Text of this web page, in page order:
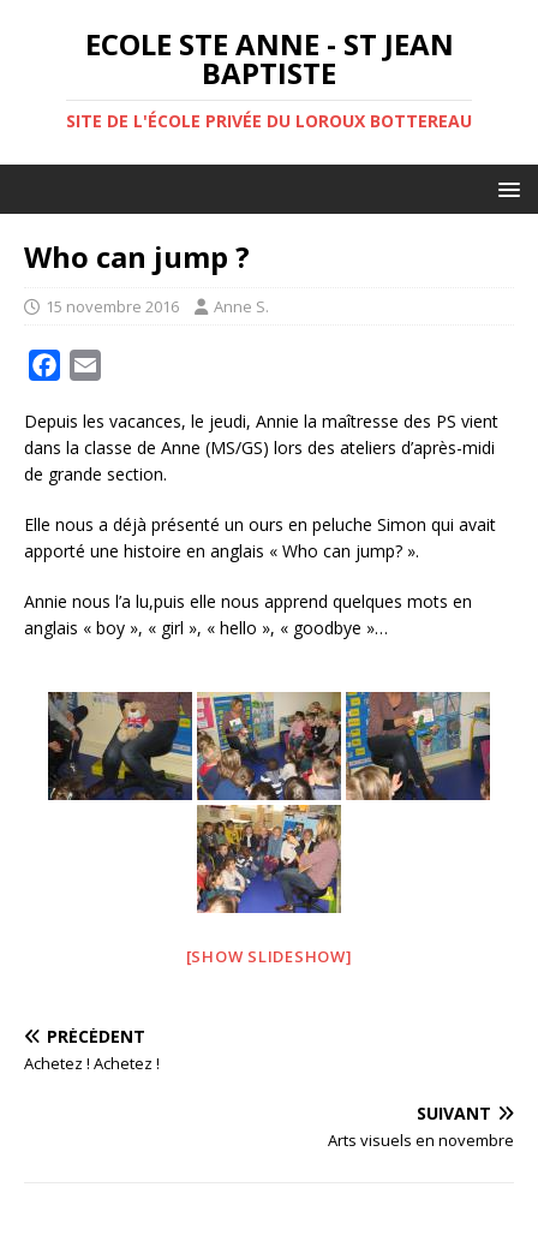
ECOLE STE ANNE - ST JEAN
BAPTISTE
SITE DE L'ÉCOLE PRIVÉE DU LOROUX BOTTEREAU
Who can jump ?
15 novembre 2016 Anne S.
c
e
o
o
a
i
Depuis les vacances, le jeudi, Annie la maîtresse des PS vient
dans la classe de Anne (MS/GS) lors des ateliers d’après-midi
de grande section.
Elle nous a déjà présenté un ours en peluche Simon qui avait
apporté une histoire en anglais « Who can jump? ».
Annie nous l’a lu,puis elle nous apprend quelques mots en
anglais « boy », « girl », « hello », « goodbye »…
[SHOW SLIDESHOW]
PRÉCÉDENT
Achetez ! Achetez !
SUIVANT
Arts visuels en novembre